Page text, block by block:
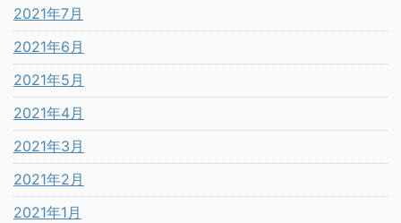
2021年7月
2021年6月
2021年5月
2021年4月
2021年3月
2021年2月
2021年1月